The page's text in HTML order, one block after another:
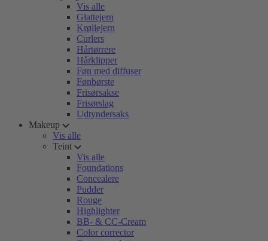
Vis alle
Glattejern
Krøllejern
Curlers
Hårtørrere
Hårklipper
Føn med diffuser
Fønbørste
Frisørsakse
Frisørslag
Udtyndersaks
Makeup
Vis alle
Teint
Vis alle
Foundations
Concealere
Pudder
Rouge
Highlighter
BB- & CC-Cream
Color corrector